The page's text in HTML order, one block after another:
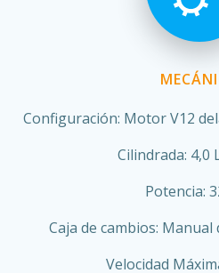
Configuración: Motor V12
Cilindrada: 4,0
Potencia:
Caja de cambios: Manual
Velocidad